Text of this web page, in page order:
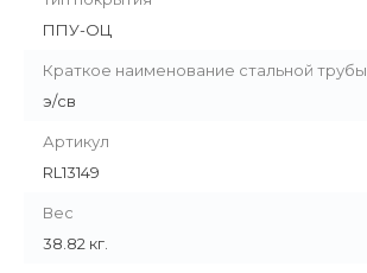
ППУ-ОЦ
Краткое наименование стальной трубы
э/св
Артикул
RL13149
Вес
38.82 кг.